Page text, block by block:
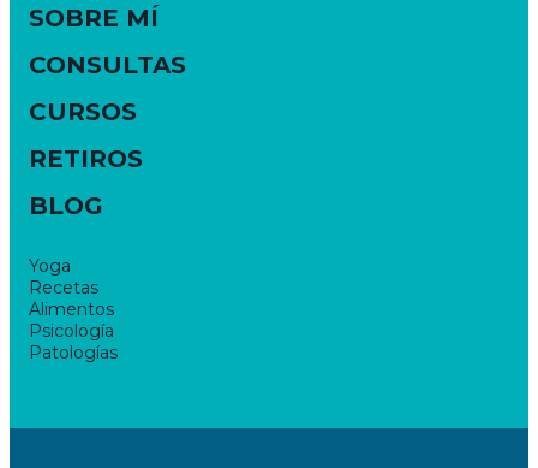
SOBRE MÍ
CONSULTAS
CURSOS
RETIROS
BLOG
Yoga
Recetas
Alimentos
Psicología
Patologías